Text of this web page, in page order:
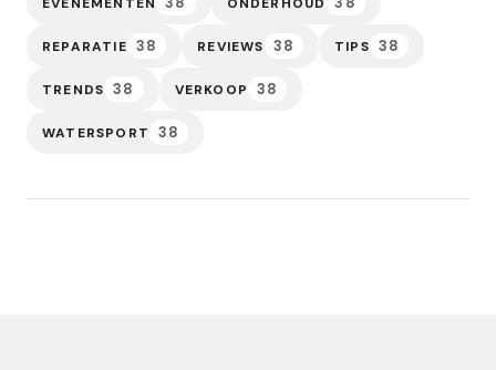
REPARATIE 38 REVIEWS 38 TIPS 38
TRENDS 38 VERKOOP 38
WATERSPORT 38